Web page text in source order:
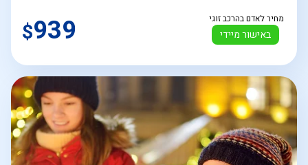
באישור מיידי
מחיר לאדם בהרכב זוגי $939